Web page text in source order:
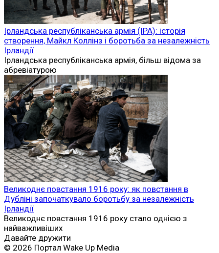
Ірландська республіканська армія (ІРА): історія
створення, Майкл Коллінз і боротьба за незалежність
Ірландії
Ірландська республіканська армія, більш відома за
абревіатурою
Великоднє повстання 1916 року: як повстання в
Дубліні започаткувало боротьбу за незалежність
Ірландії
Великоднє повстання 1916 року стало однією з
найважливіших
Давайте дружити
© 2026 Портал Wake Up Media